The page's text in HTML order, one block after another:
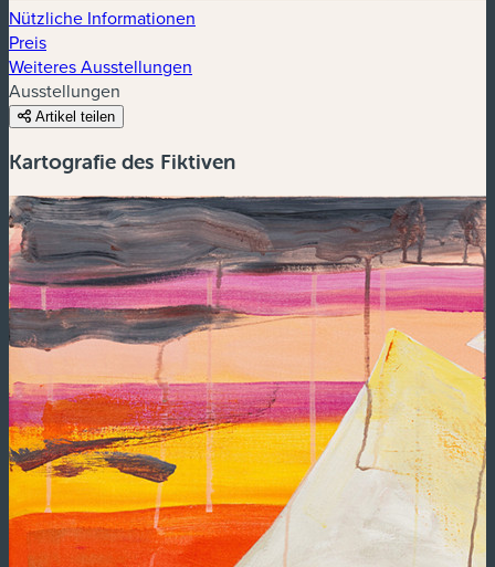
Nützliche Informationen
Preis
Weiteres Ausstellungen
Ausstellungen
Artikel teilen
Kartografie des Fiktiven